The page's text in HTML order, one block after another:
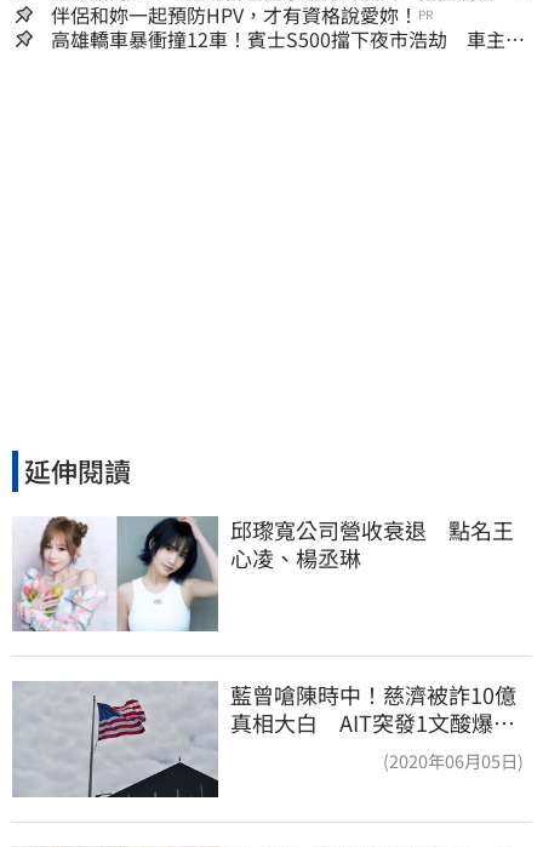
嫌晚！
伴侶和妳一起預防HPV，才有資格說愛妳！ PR
高雄轎車暴衝撞12車！賓士S500擋下夜市浩劫 車主大
延伸閱讀
邱瓈寬公司營收衰退　點名王
心凌、楊丞琳
藍曾嗆陳時中！慈濟被詐10億
真相大白 AIT突發1文酸爆…
(2020年06月05日)